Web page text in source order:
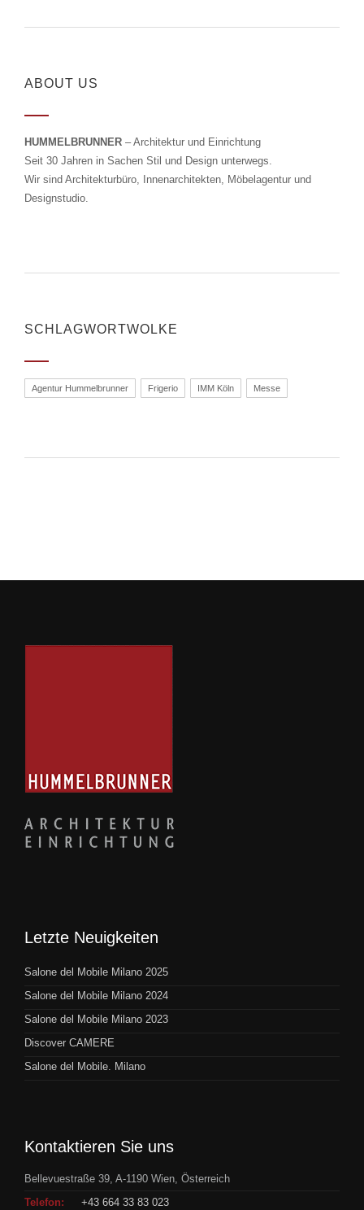
ABOUT US
HUMMELBRUNNER – Architektur und Einrichtung
Seit 30 Jahren in Sachen Stil und Design unterwegs.
Wir sind Architekturbüro, Innenarchitekten, Möbelagentur und
Designstudio.
SCHLAGWORTWOLKE
Agentur Hummelbrunner Frigerio IMM Köln Messe
Letzte Neuigkeiten
Salone del Mobile Milano 2025
Salone del Mobile Milano 2024
Salone del Mobile Milano 2023
Discover CAMERE
Salone del Mobile. Milano
Kontaktieren Sie uns
Bellevuestraße 39, A-1190 Wien, Österreich
Telefon:
+43 664 33 83 023